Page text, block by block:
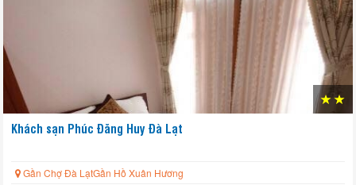
Khách sạn Phúc Đăng Huy Đà Lạt
Gần Chợ Đà LạtGần Hồ Xuân Hương